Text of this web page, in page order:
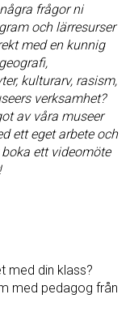
frågor ni
och lärresurser
med en kunnig
kulturarv, rasism,
verksamhet?
av våra museer
ett eget arbete och
ett videomöte
med din klass?
med pedagog från